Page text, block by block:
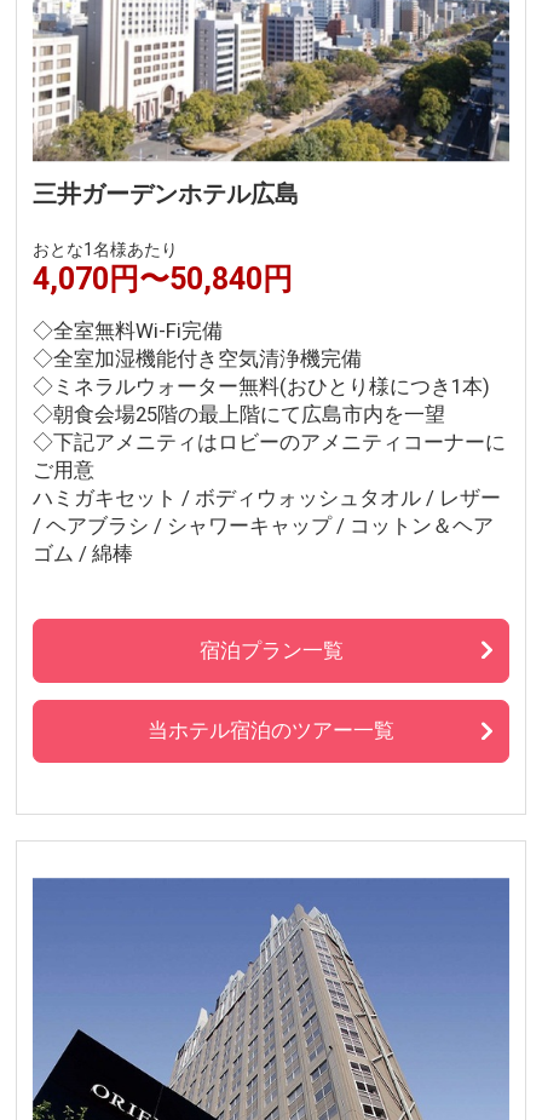
三井ガーデンホテル広島
おとな1名様あたり
4,070円〜50,840円
◇全室無料Wi-Fi完備
◇全室加湿機能付き空気清浄機完備
◇ミネラルウォーター無料(おひとり様につき1本)
◇朝食会場25階の最上階にて広島市内を一望
◇下記アメニティはロビーのアメニティコーナーに
ご用意
ハミガキセット / ボディウォッシュタオル / レザー
/ ヘアブラシ / シャワーキャップ / コットン＆ヘア
ゴム / 綿棒
宿泊プラン一覧
当ホテル宿泊のツアー一覧